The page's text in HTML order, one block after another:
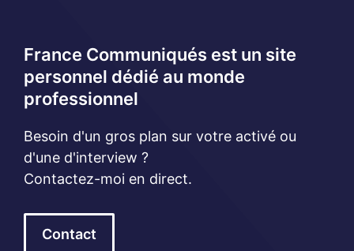
France Communiqués est un site
personnel dédié au monde
professionnel
Besoin d'un gros plan sur votre activé ou
d'une d'interview ?
Contactez-moi en direct.
Contact